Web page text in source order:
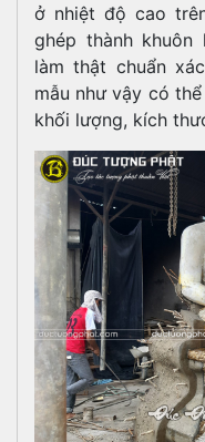
ở nhiệt độ cao
ghép thành khuôn
làm thật chuẩn
mẫu như vậy có
khối lượng, kích